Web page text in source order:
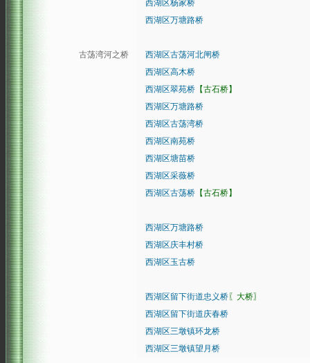
西湖区杨家桥
西湖区万塘路桥
古荡湾河之桥
西湖区古荡河北闸桥
西湖区高木桥
西湖区翠苑桥 【古石桥】
西湖区万塘路桥
西湖区古荡湾桥
西湖区南苑桥
西湖区塘苗桥
西湖区采薇桥
西湖区古荡桥 【古石桥】
西湖区万塘路桥
西湖区庆丰村桥
西湖区玉古桥
西湖区留下街道忠义桥 〖大桥〗
西湖区留下街道庆春桥
西湖区三墩镇环龙桥
西湖区三墩镇望月桥